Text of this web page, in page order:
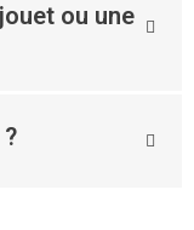
ou une